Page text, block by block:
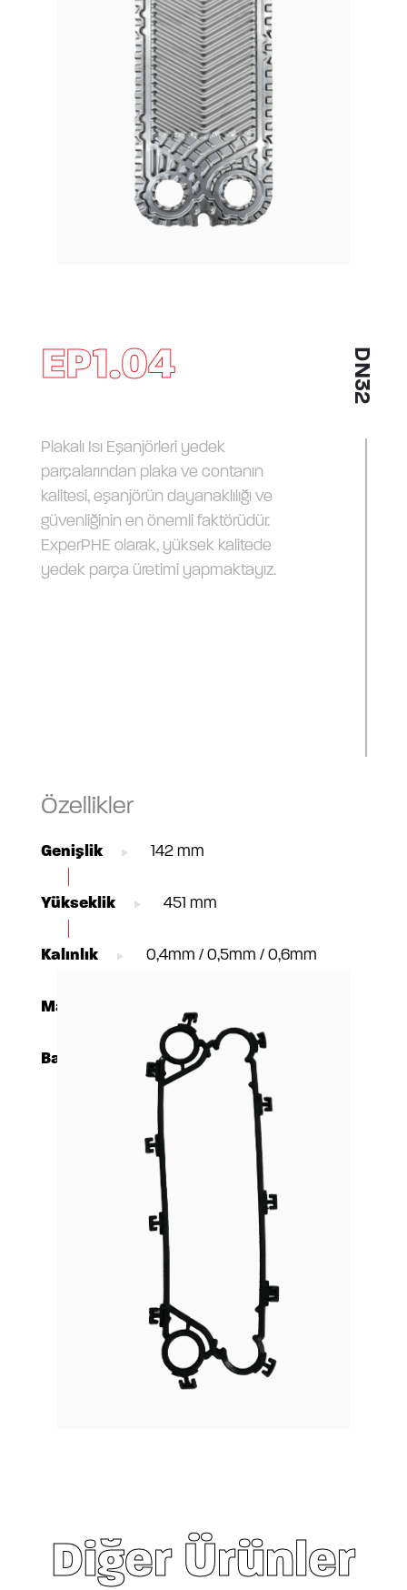
EP1.04
Plakalı Isı Eşanjörleri yedek
parçalarından plaka ve contanın
kalitesi, eşanjörün dayanaklılığı ve
güvenliğinin en önemli faktörüdür.
ExperPHE olarak, yüksek kalitede
yedek parça üretimi yapmaktayız.
DN32
Özellikler
Genişlik 142 mm
Yükseklik 451 mm
Kalınlık 0,4mm / 0,5mm / 0,6mm
Materyal
Bağlantı DN32
Diğer Ürünler